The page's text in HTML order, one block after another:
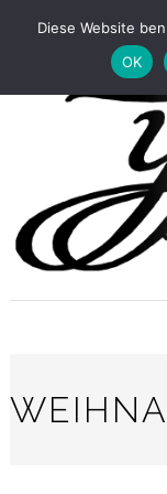
Diese Website
OK